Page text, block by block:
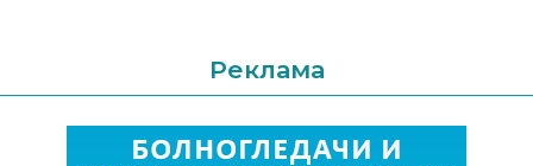
Реклама